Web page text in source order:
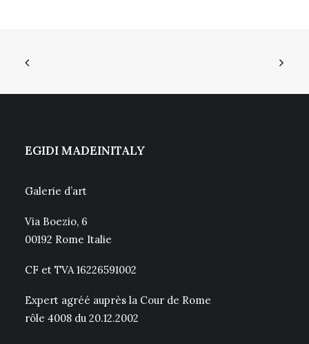
EGIDI MADEINITALY
Galerie d’art
Via Boezio, 6
00192 Rome Italie
CF et TVA 16226591002
Expert agréé auprès la Cour de Rome
rôle 4008 du 20.12.2002